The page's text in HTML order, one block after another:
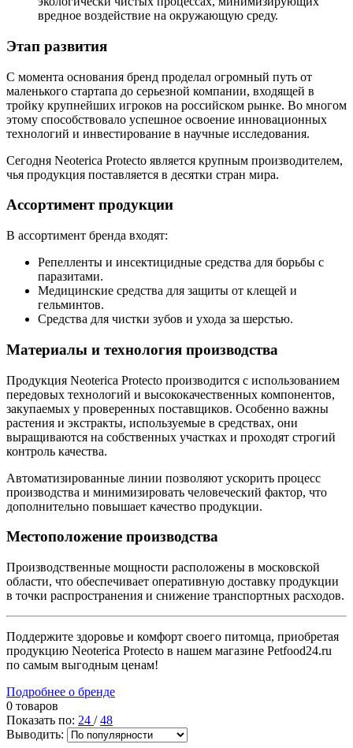
вредное воздействие на окружающую среду.
Этап развития
С момента основания бренд проделал огромный путь от
маленького стартапа до серьезной компании, входящей в
тройку крупнейших игроков на российском рынке. Во многом
этому способствовало успешное освоение инновационных
технологий и инвестирование в научные исследования.
Сегодня Neoterica Protecto является крупным производителем,
чья продукция поставляется в десятки стран мира.
Ассортимент продукции
В ассортимент бренда входят:
Репелленты и инсектицидные средства для борьбы с
паразитами.
Медицинские средства для защиты от клещей и
гельминтов.
Средства для чистки зубов и ухода за шерстью.
Материалы и технология производства
Продукция Neoterica Protecto производится с использованием
передовых технологий и высококачественных компонентов,
закупаемых у проверенных поставщиков. Особенно важны
растения и экстракты, используемые в средствах, они
выращиваются на собственных участках и проходят строгий
контроль качества.
Автоматизированные линии позволяют ускорить процесс
производства и минимизировать человеческий фактор, что
дополнительно повышает качество продукции.
Местоположение производства
Производственные мощности расположены в московской
области, что обеспечивает оперативную доставку продукции
в точки распространения и снижение транспортных расходов.
Поддержите здоровье и комфорт своего питомца, приобретая
продукцию Neoterica Protecto в нашем магазине Petfood24.ru
по самым выгодным ценам!
Подробнее о бренде
0 товаров
Показать по: 24 /48
Выводить: